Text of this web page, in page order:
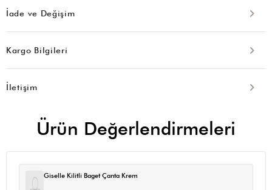
İade ve Değişim
Kargo Bilgileri
İletişim
Ürün Değerlendirmeleri
Giselle Kilitli Baget Çanta Krem